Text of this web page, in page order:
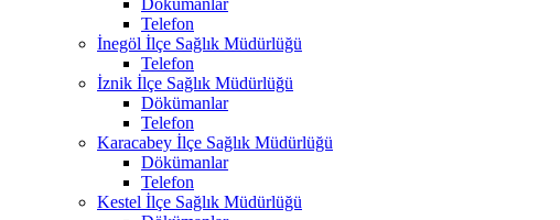
Telefon
İnegöl İlçe Sağlık Müdürlüğü
Telefon
İznik İlçe Sağlık Müdürlüğü
Dökümanlar
Telefon
Karacabey İlçe Sağlık Müdürlüğü
Dökümanlar
Telefon
Kestel İlçe Sağlık Müdürlüğü